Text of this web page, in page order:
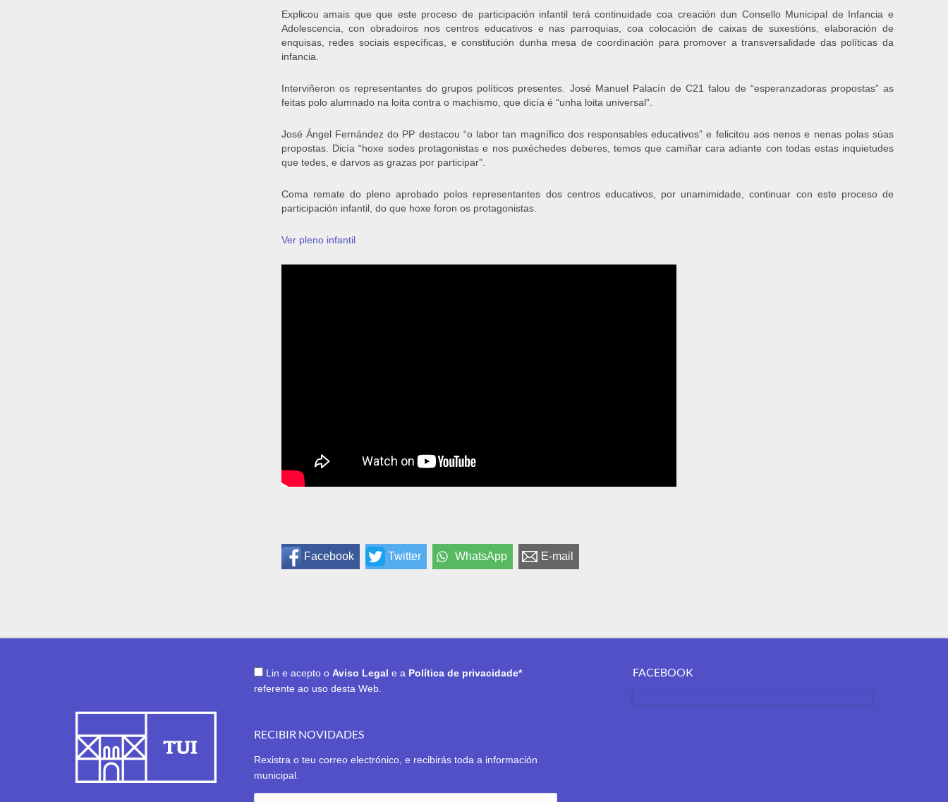
Explicou amais que que este proceso de participación infantil terá continuidade coa creación dun Consello Municipal de Infancia e
Adolescencia, con obradoiros nos centros educativos e nas parroquias, coa colocación de caixas de suxestións, elaboración de
enquisas, redes sociais específicas, e constitución dunha mesa de coordinación para promover a transversalidade das políticas da
infancia.
Interviñeron os representantes do grupos políticos presentes. José Manuel Palacín de C21 falou de “esperanzadoras propostas” as
feitas polo alumnado na loita contra o machismo, que dicía é “unha loita universal”.
José Ángel Fernández do PP destacou “o labor tan magnífico dos responsables educativos” e felicitou aos nenos e nenas polas súas
propostas. Dicía “hoxe sodes protagonistas e nos puxéchedes deberes, temos que camiñar cara adiante con todas estas inquietudes
que tedes, e darvos as grazas por participar”.
Coma remate do pleno aprobado polos representantes dos centros educativos, por unamimidade, continuar con este proceso de
participación infantil, do que hoxe foron os protagonistas.
Ver pleno infantil
Facebook Twitter WhatsApp E-mail
Lin e acepto o Aviso Legal e a Política de privacidade*
referente ao uso desta Web.
RECIBIR NOVIDADES
Rexistra o teu correo electrónico, e recibirás toda a información
municipal.
FACEBOOK